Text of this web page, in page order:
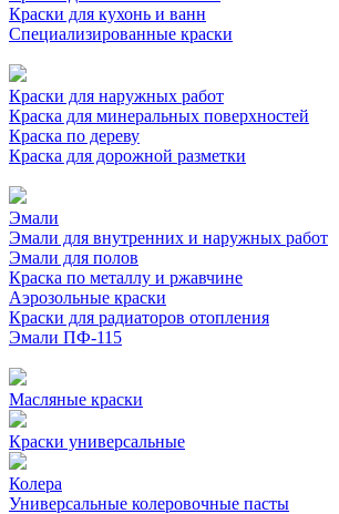
Краски для кухонь и ванн
Специализированные краски
Краски для наружных работ
Краска для минеральных поверхностей
Краска по дереву
Краска для дорожной разметки
Эмали
Эмали для внутренних и наружных работ
Эмали для полов
Краска по металлу и ржавчине
Аэрозольные краски
Краски для радиаторов отопления
Эмали ПФ-115
Масляные краски
Краски универсальные
Колера
Универсальные колеровочные пасты